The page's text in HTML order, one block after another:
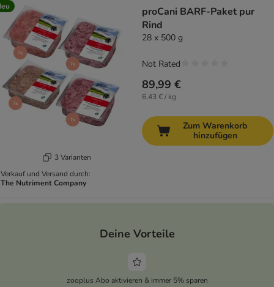
3 Varianten
Verkauf und Versand durch:
The Nutriment Company
proCani BARF-Paket pur
Rind
28 x 500 g
89,99 €
6,43 € / kg
Not Rated
Zum Warenkorb
hinzufügen
Deine Vorteile
zooplus Abo aktivieren & immer 5% sparen